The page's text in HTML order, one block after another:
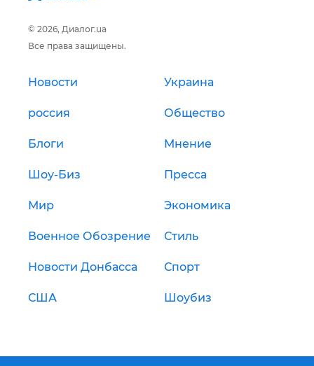
© 2026, Диалог.ua
Все права защищены.
Новости Украина
россия Общество
Блоги Мнение
Шоу-Биз Пресса
Мир Экономика
Военное Обозрение Стиль
Новости Донбасса Спорт
США Шоубиз